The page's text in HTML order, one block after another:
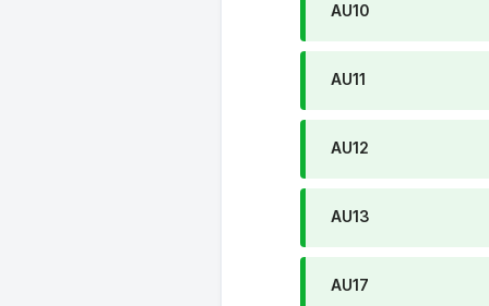
AU10
AU11
AU12
AU13
AU17